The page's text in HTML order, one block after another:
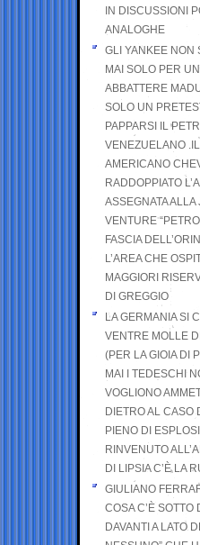
IN DISCUSSIONI
ANALOGHE
GLI YANKEE NON
MAI SOLO PER
ABBATTERE
SOLO UN
PAPPARSI IL
VENEZUELANO
AMERICANO
RADDOPPIATO
ASSEGNATA ALLA
VENTURE
FASCIA
L’AREA CHE
MAGGIORI
DI GREGGIO
LA GERMANIA SI
VENTRE MOLLE
(PER LA GIOIA DI
MAI I TEDESCHI
VOGLIONO
DIETRO AL CASO
PIENO DI
RINVENUTO
DI LIPSIA C’È LA
GIULIANO
COSA C’È SOTTO
DAVANTI A LATO